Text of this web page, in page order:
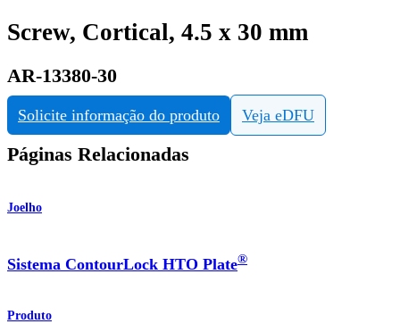
Screw, Cortical, 4.5 x 30 mm
AR-13380-30
Solicite informação do produto Veja eDFU
Páginas Relacionadas
Joelho
Sistema ContourLock HTO Plate®
Produto